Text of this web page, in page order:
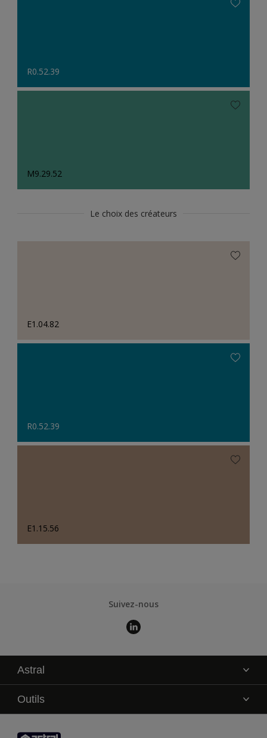
R0.52.39
M9.29.52
Le choix des créateurs
E1.04.82
R0.52.39
E1.15.56
Suivez-nous
Astral
La marque
Service technique
Contact
Outils